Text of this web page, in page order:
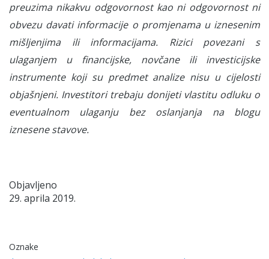
preuzima nikakvu odgovornost kao ni odgovornost ni
obvezu davati informacije o promjenama u iznesenim
mišljenjima ili informacijama. Rizici povezani s
ulaganjem u financijske, novčane ili investicijske
instrumente koji su predmet analize nisu u cijelosti
objašnjeni. Investitori trebaju donijeti vlastitu odluku o
eventualnom ulaganju bez oslanjanja na blogu
iznesene stavove.
Objavljeno
29. aprila 2019.
Oznake